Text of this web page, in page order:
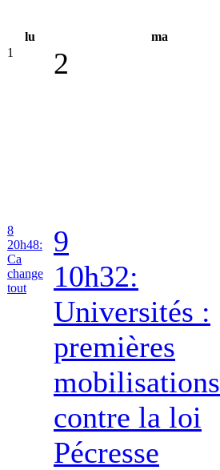
lu
ma
1
2
8
20h48:
Ca
change
tout
9
10h32:
Universités :
premières
mobilisations
contre la loi
Pécresse